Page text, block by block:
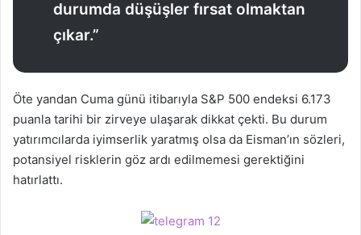
durumda düşüşler fırsat olmaktan
çıkar.”
Öte yandan Cuma günü itibarıyla S&P 500 endeksi 6.173
puanla tarihi bir zirveye ulaşarak dikkat çekti. Bu durum
yatırımcılarda iyimserlik yaratmış olsa da Eisman’ın sözleri,
potansiyel risklerin göz ardı edilmemesi gerektiğini
hatırlattı.